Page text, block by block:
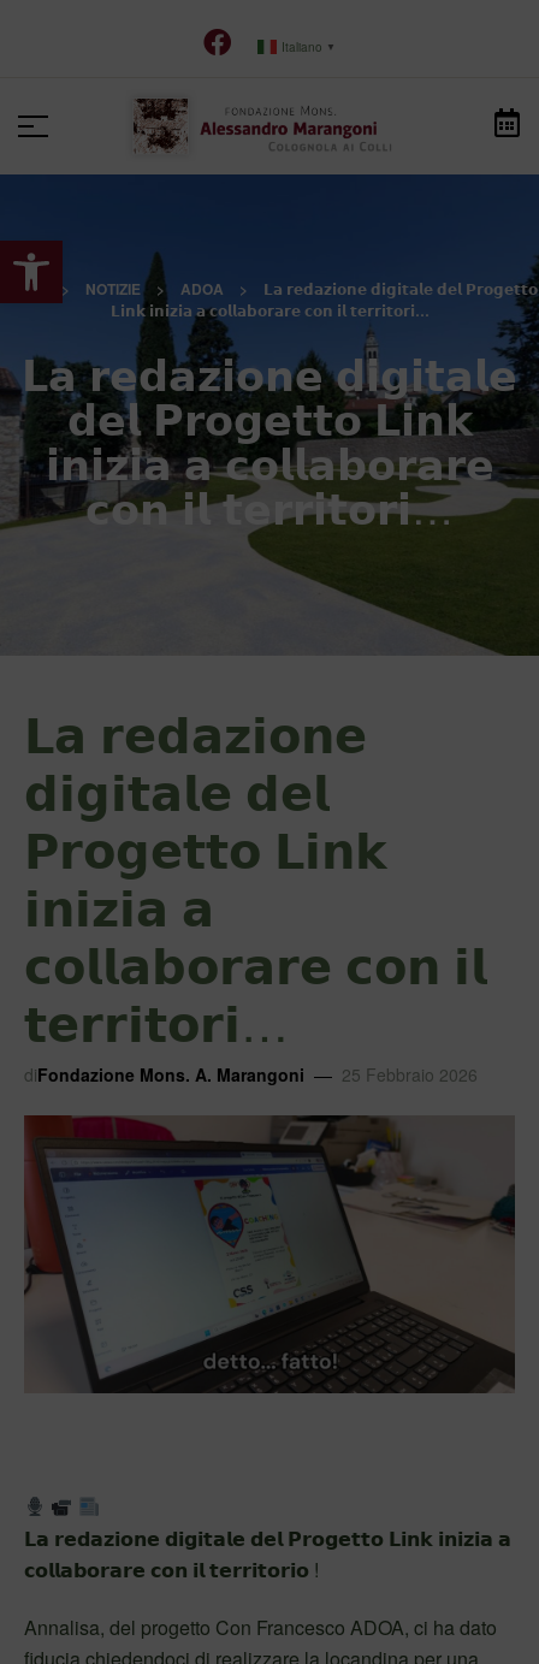
Apri la barra degli strumenti
Italiano ▼
HOME > NOTIZIE > ADOA >
𝗟𝗮 𝗿𝗲𝗱𝗮𝘇𝗶𝗼𝗻𝗲 𝗱𝗶𝗴𝗶𝘁𝗮𝗹𝗲 𝗱𝗲𝗹 𝗣𝗿𝗼𝗴𝗲𝘁𝘁𝗼
𝗟𝗶𝗻𝗸 𝗶𝗻𝗶𝘇𝗶𝗮 𝗮 𝗰𝗼𝗹𝗹𝗮𝗯𝗼𝗿𝗮𝗿𝗲 𝗰𝗼𝗻 𝗶𝗹 𝘁𝗲𝗿𝗿𝗶𝘁𝗼𝗿𝗶…
𝗟𝗮 𝗿𝗲𝗱𝗮𝘇𝗶𝗼𝗻𝗲 𝗱𝗶𝗴𝗶𝘁𝗮𝗹𝗲
𝗱𝗲𝗹 𝗣𝗿𝗼𝗴𝗲𝘁𝘁𝗼 𝗟𝗶𝗻𝗸
𝗶𝗻𝗶𝘇𝗶𝗮 𝗮 𝗰𝗼𝗹𝗹𝗮𝗯𝗼𝗿𝗮𝗿𝗲
𝗰𝗼𝗻 𝗶𝗹 𝘁𝗲𝗿𝗿𝗶𝘁𝗼𝗿𝗶…
𝗟𝗮 𝗿𝗲𝗱𝗮𝘇𝗶𝗼𝗻𝗲
𝗱𝗶𝗴𝗶𝘁𝗮𝗹𝗲 𝗱𝗲𝗹
𝗣𝗿𝗼𝗴𝗲𝘁𝘁𝗼 𝗟𝗶𝗻𝗸
𝗶𝗻𝗶𝘇𝗶𝗮 𝗮
𝗰𝗼𝗹𝗹𝗮𝗯𝗼𝗿𝗮𝗿𝗲 𝗰𝗼𝗻 𝗶𝗹
𝘁𝗲𝗿𝗿𝗶𝘁𝗼𝗿𝗶…
diFondazione Mons. A. Marangoni 25 Febbraio 2026
𝗟𝗮 𝗿𝗲𝗱𝗮𝘇𝗶𝗼𝗻𝗲 𝗱𝗶𝗴𝗶𝘁𝗮𝗹𝗲 𝗱𝗲𝗹 𝗣𝗿𝗼𝗴𝗲𝘁𝘁𝗼 𝗟𝗶𝗻𝗸 𝗶𝗻𝗶𝘇𝗶𝗮 𝗮
𝗰𝗼𝗹𝗹𝗮𝗯𝗼𝗿𝗮𝗿𝗲 𝗰𝗼𝗻 𝗶𝗹 𝘁𝗲𝗿𝗿𝗶𝘁𝗼𝗿𝗶𝗼 !
Annalisa, del progetto Con Francesco ADOA, ci ha dato